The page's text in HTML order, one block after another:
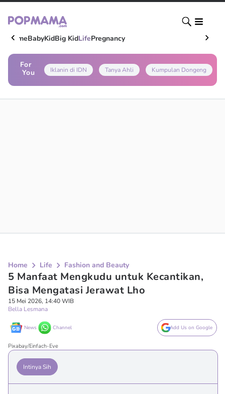
HomeBabyKidBig KidLifePregnancy
For
You
Iklanin di IDN Tanya Ahli Kumpulan Dongeng
Home Life Fashion and Beauty
5 Manfaat Mengkudu untuk Kecantikan,
Bisa Mengatasi Jerawat Lho
15 Mei 2026, 14:40 WIB
Bella Lesmana
News Channel Add Us on Google
Pixabay/Einfach-Eve
Intinya Sih